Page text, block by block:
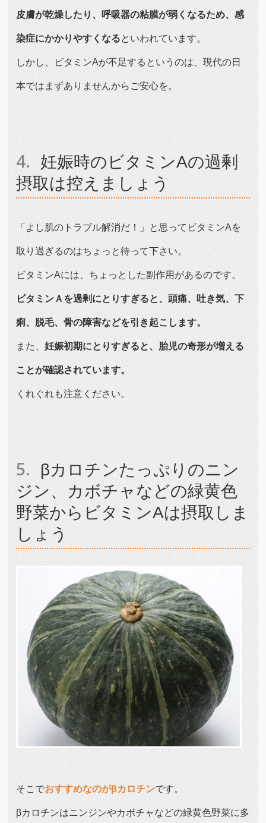
皮膚が乾燥したり、呼吸器の粘膜が弱くなるため、感
染症にかかりやすくなるといわれています。
しかし、ビタミンAが不足するというのは、現代の日
本ではまずありませんからご安心を。
妊娠時のビタミンAの過剰
摂取は控えましょう
「よし肌のトラブル解消だ！」と思ってビタミンAを
取り過ぎるのはちょっと待って下さい。
ビタミンAには、ちょっとした副作用があるのです。
ビタミンＡを過剰にとりすぎると、頭痛、吐き気、下
痢、脱毛、骨の障害などを引き起こします。
また、 妊娠初期にとりすぎると、胎児の奇形が増える
ことが確認されています。
くれぐれも注意ください。
βカロチンたっぷりのニン
ジン、カボチャなどの緑黄色
野菜からビタミンAは摂取しま
しょう
そこでおすすめなのがβカロチンです。
βカロチンはニンジンやカボチャなどの緑黄色野菜に多